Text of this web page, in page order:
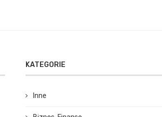
KATEGORIE
Inne